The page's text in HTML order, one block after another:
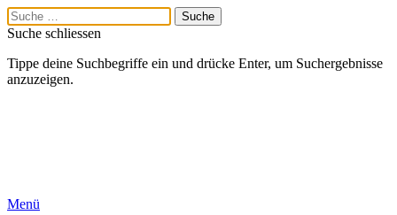
Suche schliessen
Tippe deine Suchbegriffe ein und drücke Enter, um Suchergebnisse
anzuzeigen.
Menü